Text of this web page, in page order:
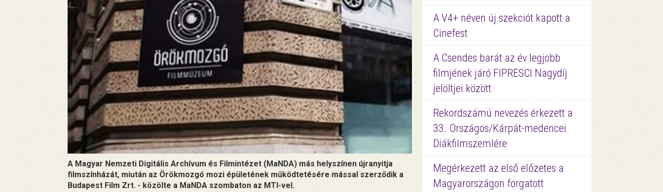
A Magyar Nemzeti Digitális Archívum és Filmintézet (MaNDA) más helyszínen újranyitja
filmszínházát, miután az Örökmozgó mozi épületének működtetésére mással szerződik a
Budapest Film Zrt. - közölte a MaNDA szombaton az MTI-vel.
A V4+ néven új szekciót kapott a
Cinefest
A Csendes barát az év legjobb
filmjének járó FIPRESCI Nagydíj
jelöltjei között
Rekordszámú nevezés érkezett a
33. Országos/Kárpát-medencei
Diákfilmszemlére
Megérkezett az első előzetes a
Magyarországon forgatott